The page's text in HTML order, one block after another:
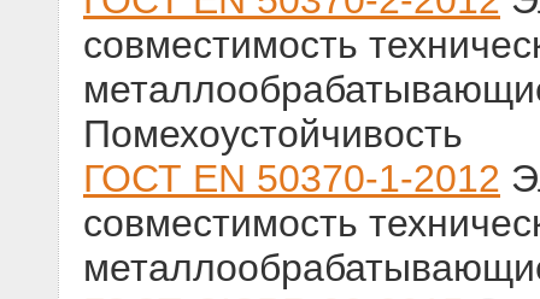
совместимость
Помехоустойчивость
ГОСТ EN 50370-1-2012
совместимость